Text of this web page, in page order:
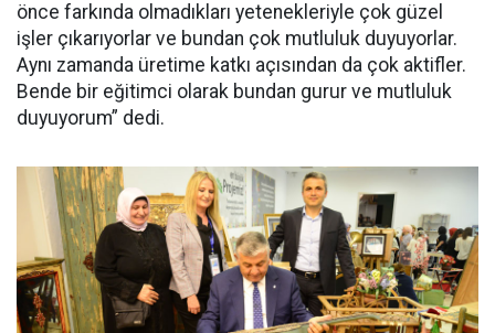
önce farkında olmadıkları yetenekleriyle çok güzel
işler çıkarıyorlar ve bundan çok mutluluk duyuyorlar.
Aynı zamanda üretime katkı açısından da çok aktifler.
Bende bir eğitimci olarak bundan gurur ve mutluluk
duyuyorum” dedi.